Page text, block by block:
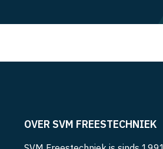
OVER SVM FREESTECHNIEK